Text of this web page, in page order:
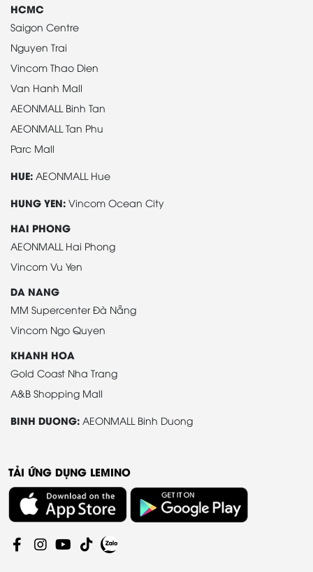
HCMC
Saigon Centre
Nguyen Trai
Vincom Thao Dien
Van Hanh Mall
AEONMALL Binh Tan
AEONMALL Tan Phu
Parc Mall
HUE: AEONMALL Hue
HUNG YEN: Vincom Ocean City
HAI PHONG
AEONMALL Hai Phong
Vincom Vu Yen
DA NANG
MM Supercenter Đà Nẵng
Vincom Ngo Quyen
KHANH HOA
Gold Coast Nha Trang
A&B Shopping Mall
BINH DUONG: AEONMALL Binh Duong
TẢI ỨNG DỤNG LEMINO